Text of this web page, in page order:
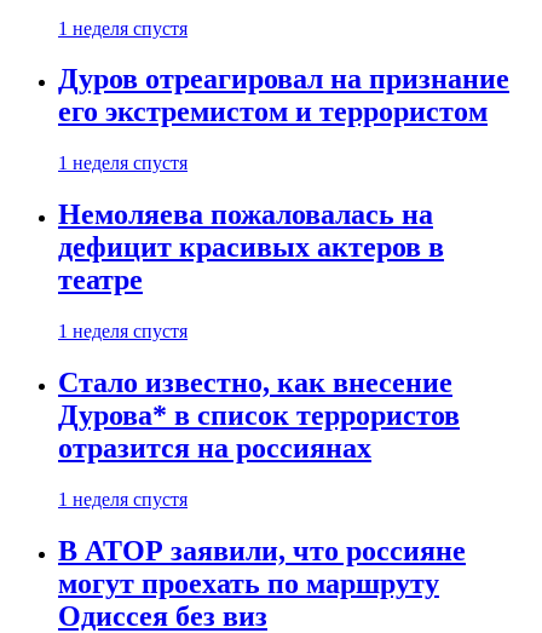
1 неделя спустя
Дуров отреагировал на признание
его экстремистом и террористом
1 неделя спустя
Немоляева пожаловалась на
дефицит красивых актеров в
театре
1 неделя спустя
Стало известно, как внесение
Дурова* в список террористов
отразится на россиянах
1 неделя спустя
В АТОР заявили, что россияне
могут проехать по маршруту
Одиссея без виз